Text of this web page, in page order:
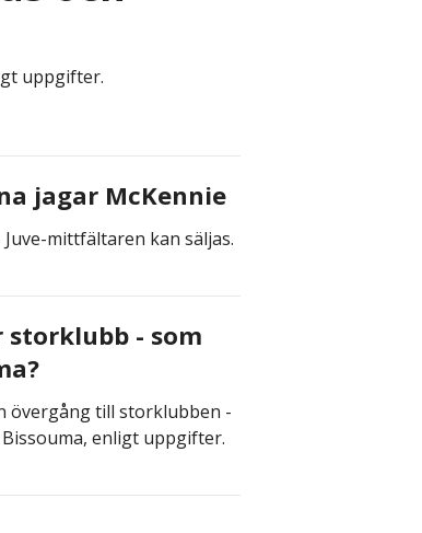
uppgifter.
jagar McKennie
mittfältaren kan säljas.
- som
övergång till storklubben -
enligt uppgifter.